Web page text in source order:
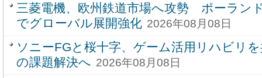
三菱電機、欧州鉄道市場へ攻勢 ポーラン
でグローバル展開強化 2026年08月08日
ソニーFGと桜十字、ゲーム活用リハビリ
の課題解決へ 2026年08月08日